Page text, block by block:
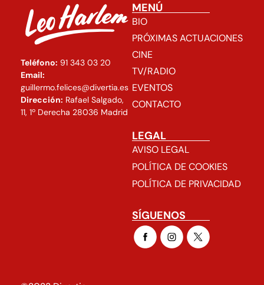
Teléfono: 91 343 03 20
Email:
guillermo.felices@divertia.es
Dirección: Rafael Salgado,
11, 1º Derecha 28036 Madrid
MENÚ
BIO
PRÓXIMAS ACTUACIONES
CINE
TV/RADIO
EVENTOS
CONTACTO
LEGAL
AVISO LEGAL
POLÍTICA DE COOKIES
POLÍTICA DE PRIVACIDAD
SÍGUENOS